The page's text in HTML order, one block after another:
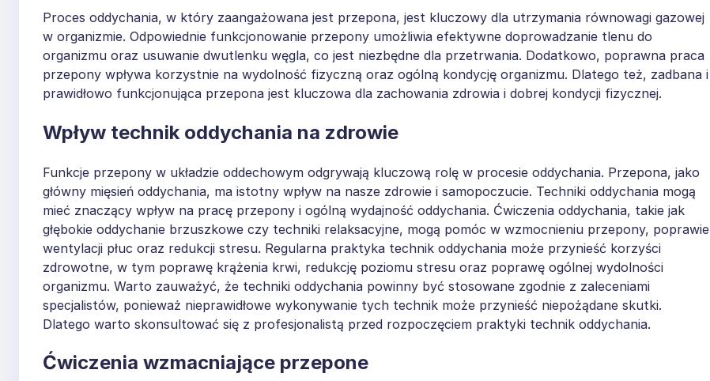
Proces oddychania, w który zaangażowana jest przepona, jest kluczowy dla utrzymania równowagi gazowej
w organizmie. Odpowiednie funkcjonowanie przepony umożliwia efektywne doprowadzanie tlenu do
organizmu oraz usuwanie dwutlenku węgla, co jest niezbędne dla przetrwania. Dodatkowo, poprawna praca
przepony wpływa korzystnie na wydolność fizyczną oraz ogólną kondycję organizmu. Dlatego też, zadbana i
prawidłowo funkcjonująca przepona jest kluczowa dla zachowania zdrowia i dobrej kondycji fizycznej.
Wpływ technik oddychania na zdrowie
Funkcje przepony w układzie oddechowym odgrywają kluczową rolę w procesie oddychania. Przepona, jako
główny mięsień oddychania, ma istotny wpływ na nasze zdrowie i samopoczucie. Techniki oddychania mogą
mieć znaczący wpływ na pracę przepony i ogólną wydajność oddychania. Ćwiczenia oddychania, takie jak
głębokie oddychanie brzuszkowe czy techniki relaksacyjne, mogą pomóc w wzmocnieniu przepony, poprawie
wentylacji płuc oraz redukcji stresu. Regularna praktyka technik oddychania może przynieść korzyści
zdrowotne, w tym poprawę krążenia krwi, redukcję poziomu stresu oraz poprawę ogólnej wydolności
organizmu. Warto zauważyć, że techniki oddychania powinny być stosowane zgodnie z zaleceniami
specjalistów, ponieważ nieprawidłowe wykonywanie tych technik może przynieść niepożądane skutki.
Dlatego warto skonsultować się z profesjonalistą przed rozpoczęciem praktyki technik oddychania.
Ćwiczenia wzmacniające przepone